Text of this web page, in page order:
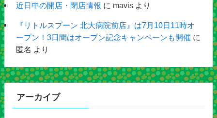
近日中の開店・閉店情報 に mavisより
『リトルスプーン 北大病院前店』は7月10日11時オ
ープン！3日間はオープン記念キャンペーンも開催 に
匿名 より
アーカイブ